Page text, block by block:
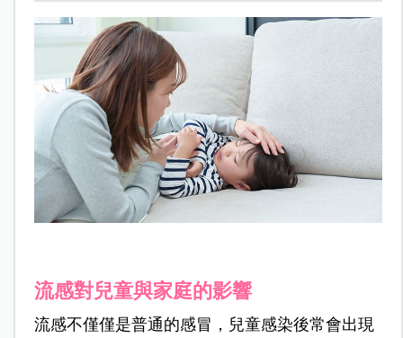
流感對兒童與家庭的影響
流感不僅僅是普通的感冒，兒童感染後常會出現